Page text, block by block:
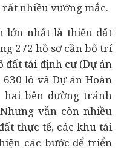
nhiều vướng mắc.
lớn nhất là thiếu đất
272 hồ sơ cần bố trí
đất tái định cư (Dự án
lô và Dự án Hoàn
hai bên đường tránh
vẫn còn nhiều
thực tế, các khu tái
các bước để triển